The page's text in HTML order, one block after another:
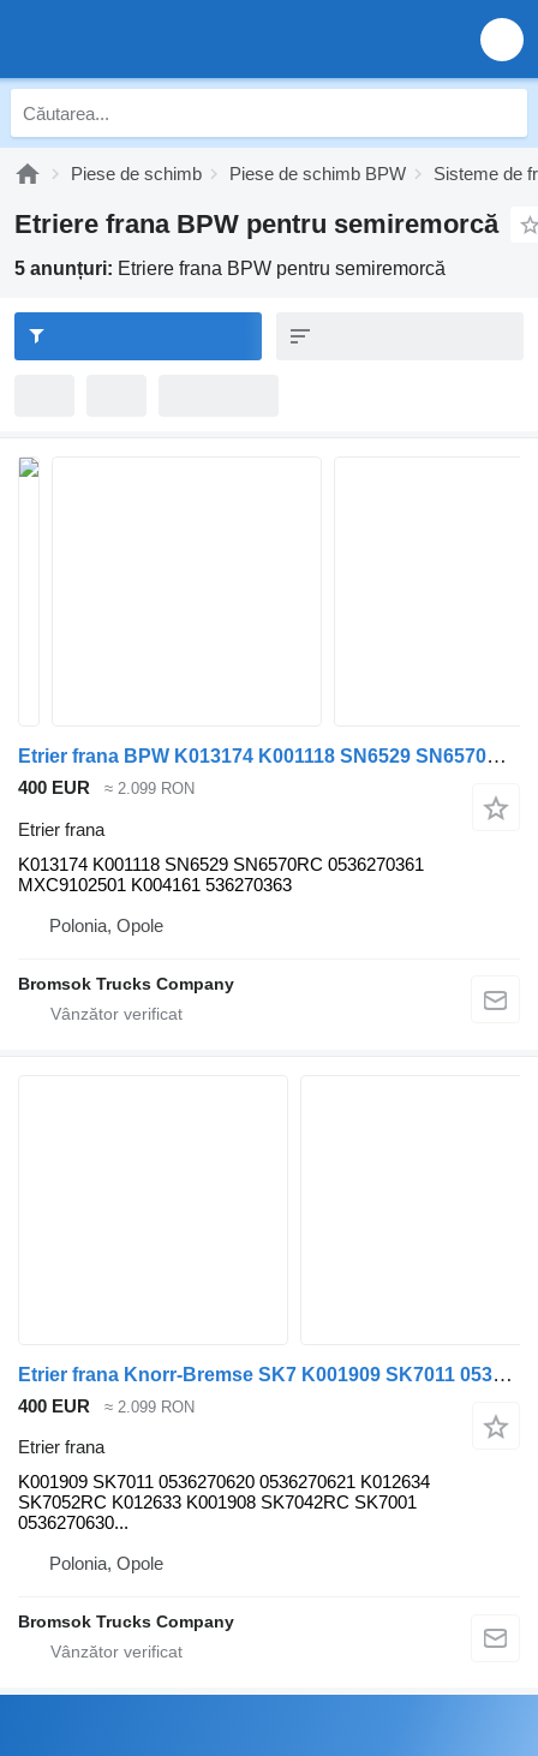
Piese de schimb Piese de schimb BPW Sisteme de
Etriere frana BPW pentru semiremorcă
5 anunțuri: Etriere frana BPW pentru semiremorcă
Etrier frana BPW K013174 K001118 SN6529 SN6570RC 0536270361 MXC9102501 K004161 536270363 pentru semiremorcă
400 EUR ≈ 2.099 RON
Etrier frana
K013174 K001118 SN6529 SN6570RC 0536270361
MXC9102501 K004161 536270363
Polonia, Opole
Bromsok Trucks Company
Etrier frana Knorr-Bremse SK7 K001909 SK7011 0536270620 0536270621 K012634 SK7052RC K01263 pentru semiremorcă BPW
400 EUR ≈ 2.099 RON
Etrier frana
K001909 SK7011 0536270620 0536270621 K012634
SK7052RC K012633 K001908 SK7042RC SK7001
0536270630...
Polonia, Opole
Bromsok Trucks Company